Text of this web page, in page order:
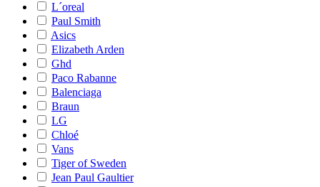
L´oreal
Paul Smith
Asics
Elizabeth Arden
Ghd
Paco Rabanne
Balenciaga
Braun
LG
Chloé
Vans
Tiger of Sweden
Jean Paul Gaultier